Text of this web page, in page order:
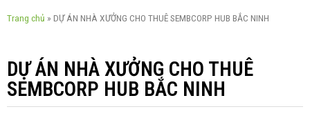
Trang chủ » DỰ ÁN NHÀ XƯỞNG CHO THUÊ SEMBCORP HUB BẮC NINH
DỰ ÁN NHÀ XƯỞNG CHO THUÊ
SEMBCORP HUB BẮC NINH